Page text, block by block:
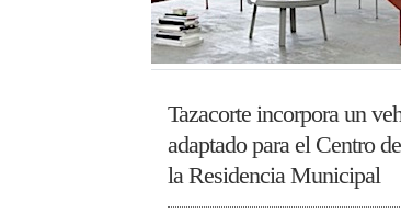
Tazacorte incorpora un
adaptado para el Centro
la Residencia Municipal